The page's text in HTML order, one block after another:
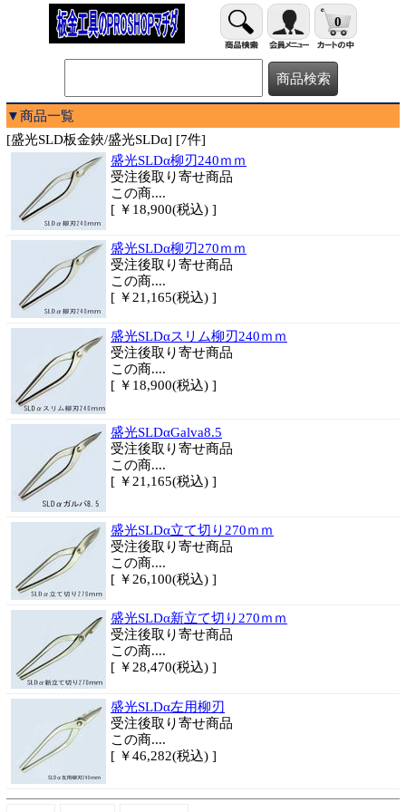
0
▼商品一覧
[盛光SLD板金鋏/盛光SLDα] [7件]
盛光SLDα柳刃240ｍｍ
受注後取り寄せ商品
この商....
[ ￥18,900(税込) ]
盛光SLDα柳刃270ｍｍ
受注後取り寄せ商品
この商....
[ ￥21,165(税込) ]
盛光SLDαスリム柳刃240ｍｍ
受注後取り寄せ商品
この商....
[ ￥18,900(税込) ]
盛光SLDαGalva8.5
受注後取り寄せ商品
この商....
[ ￥21,165(税込) ]
盛光SLDα立て切り270ｍｍ
受注後取り寄せ商品
この商....
[ ￥26,100(税込) ]
盛光SLDα新立て切り270ｍｍ
受注後取り寄せ商品
この商....
[ ￥28,470(税込) ]
盛光SLDα左用柳刃
受注後取り寄せ商品
この商....
[ ￥46,282(税込) ]